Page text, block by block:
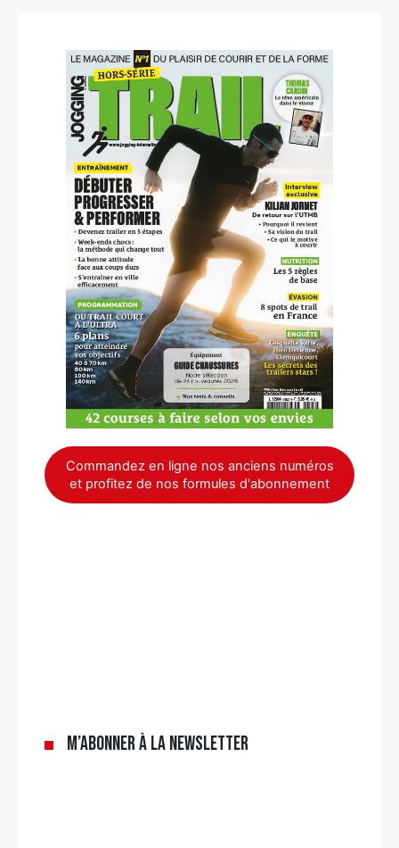
Commandez en ligne nos anciens numéros
et profitez de nos formules d'abonnement
M’abonner à la newsletter
Rechercher